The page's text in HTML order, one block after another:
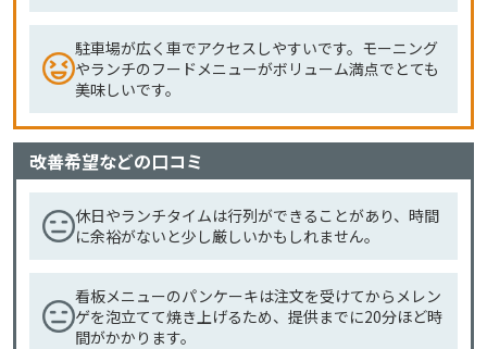
駐車場が広く車でアクセスしやすいです。モーニング
やランチのフードメニューがボリューム満点でとても
美味しいです。
改善希望などの口コミ
休日やランチタイムは行列ができることがあり、時間
に余裕がないと少し厳しいかもしれません。
看板メニューのパンケーキは注文を受けてからメレン
ゲを泡立てて焼き上げるため、提供までに20分ほど時
間がかかります。